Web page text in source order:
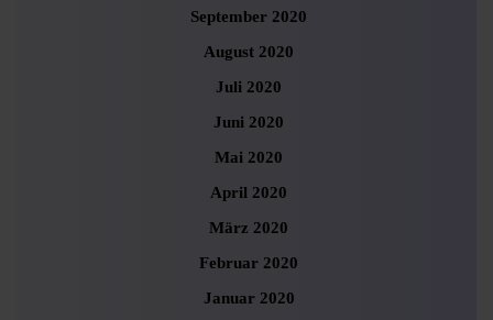
September 2020
August 2020
Juli 2020
Juni 2020
Mai 2020
April 2020
März 2020
Februar 2020
Januar 2020